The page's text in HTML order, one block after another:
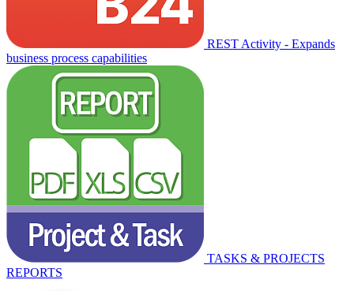
REST Activity - Expands
business process capabilities
TASKS & PROJECTS
REPORTS